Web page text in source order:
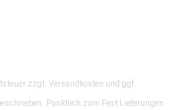
zzgl. Versandkosten und ggf.
Pünktlich zum Fest Lieferungen